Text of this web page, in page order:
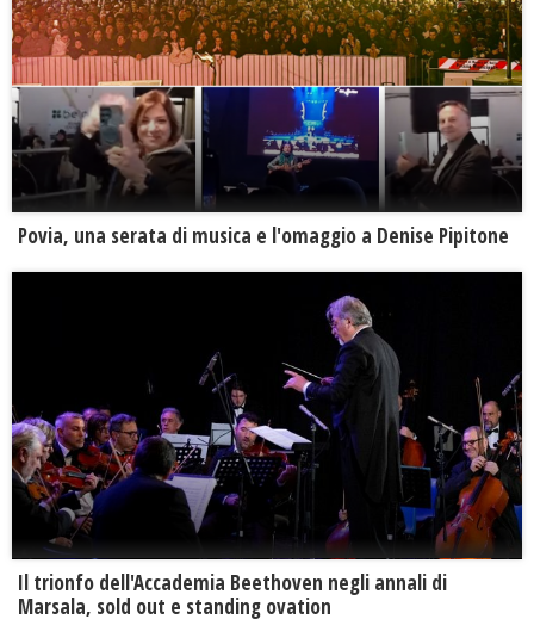
Povia, una serata di musica e l'omaggio a Denise Pipitone
Il trionfo dell'Accademia Beethoven negli annali di
Marsala, sold out e standing ovation